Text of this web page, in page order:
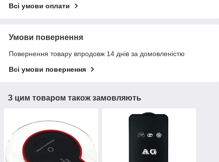
Всі умови оплати
Умови повернення
Повернення товару впродовж 14 днів за домовленістю
Всі умови повернення
З цим товаром також замовляють